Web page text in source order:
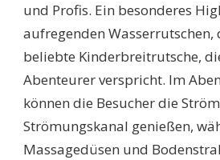
und Profis. Ein besonderes
aufregenden
beliebte Kinderbreitrutsche,
Abenteurer verspricht. Im
können die Besucher die
Strömungskanal genießen,
Massagedüsen und